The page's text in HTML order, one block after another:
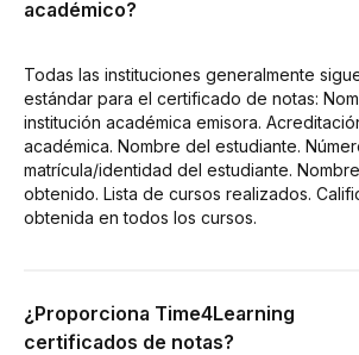
académico?
Todas las instituciones generalmente
estándar para el certificado de notas:
institución académica emisora.
académica. Nombre del estudiante.
matrícula/identidad del estudiante.
obtenido. Lista de cursos realizados.
obtenida en todos los cursos.
¿Proporciona Time4Learning
certificados de notas?